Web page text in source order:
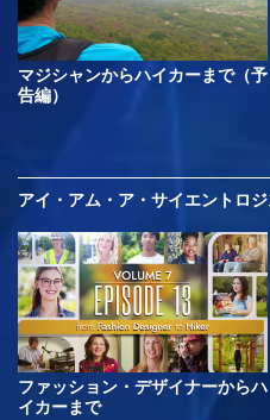
マジシャンからハイカーまで（予
告編）
アイ・アム・ア・サイエントロ
ファッション・デザイナーからハ
イカーまで